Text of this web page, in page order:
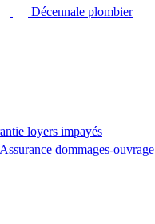
Décennale plombier
loyers impayés
Assurance dommages-ouvrage